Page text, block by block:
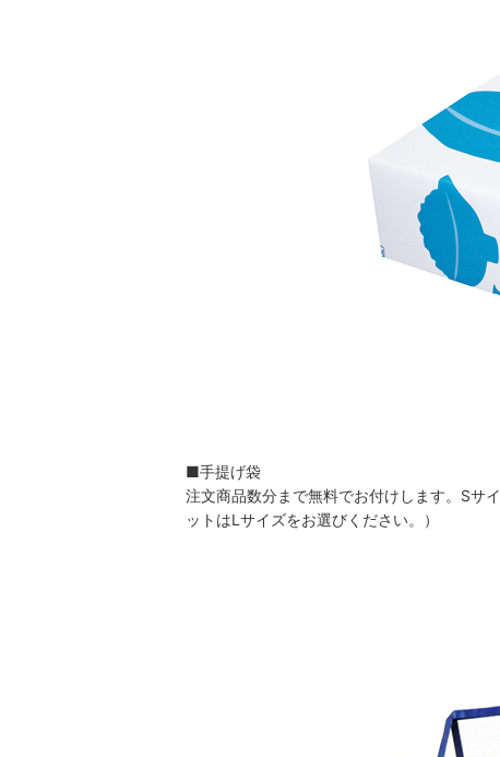
■手提げ袋
注文商品数分まで無料でお付けします。Sサ
ットはLサイズをお選びください。）